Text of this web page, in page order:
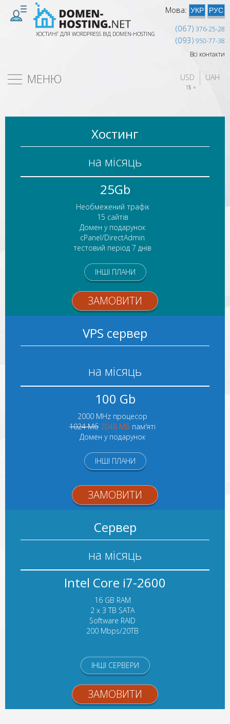
ХОСТИНГ ДЛЯ WORDPRESS ВІД DOMEN-HOSTING
Мова: УКР РУС
(067) 376-25-28
(093) 950-77-38
Всі контакти
USD
1$ =
UAH
МЕНЮ
Хостинг
на місяць
25Gb
Необмежений трафік
15 сайтів
Домен у подарунок
cPanel/DirectAdmin
тестовий період 7 днів
ІНШІ ПЛАНИ
ЗАМОВИТИ
VPS сервер
на місяць
100 Gb
2000 MHz процесор
1024 Мб 2048 Мб пам'яті
Домен у подарунок
ІНШІ ПЛАНИ
ЗАМОВИТИ
Сервер
на місяць
Intel Core i7-2600
16 GB RAM
2 x 3 TB SATA
Software RAID
200 Mbps/20TB
ІНШІ СЕРВЕРИ
ЗАМОВИТИ